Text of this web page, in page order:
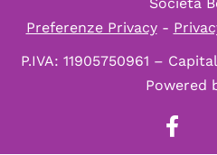
Preferenze Privacy-
P.IVA: 11905750961 –
Powered